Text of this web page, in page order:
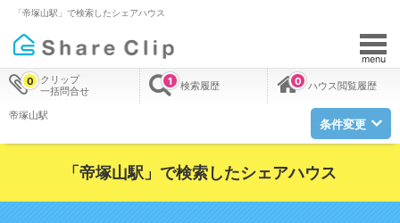
「帝塚山駅」で検索したシェアハウス
menu
クリップ
一括問合せ
0 検索履歴
1 ハウス閲覧履歴
0
帝塚山駅
条件変更
「帝塚山駅」で検索したシェアハウス